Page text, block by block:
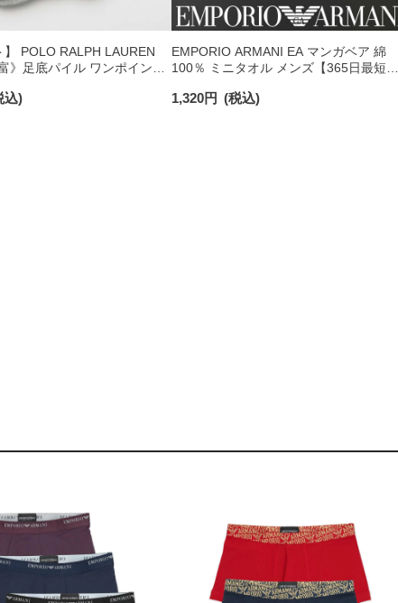
】 POLO RALPH LAUREN
》足底パイル ワンポイント
込)
EMPORIO ARMANI EA マンガベア 綿
100％ ミニタオル メンズ【365日最短翌
1,320円 (税込)